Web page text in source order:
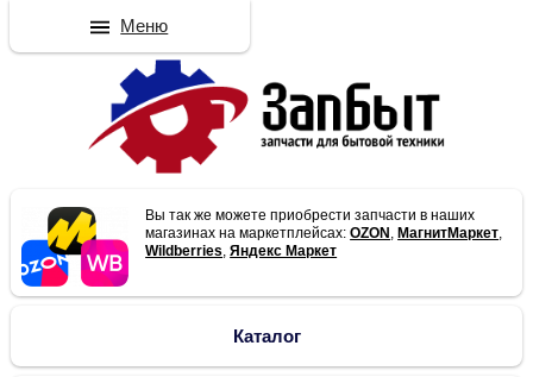
Вы так же можете приобрести запчасти в наших
магазинах на маркетплейсах:OZON , МагнитМаркет,
Wildberries,Яндекс Маркет
Каталог
Меню